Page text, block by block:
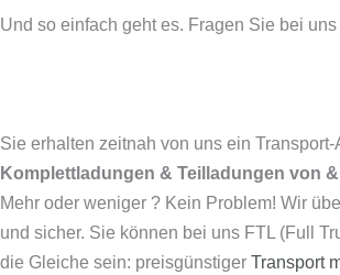
Und so einfach geht es. Fragen Sie bei
Sie erhalten zeitnah von uns ein
Komplettladungen & Teilladungen von
Mehr oder weniger ? Kein Problem! Wir
und sicher. Sie können bei uns FTL (Full
die Gleiche sein: preisgünstiger Transport